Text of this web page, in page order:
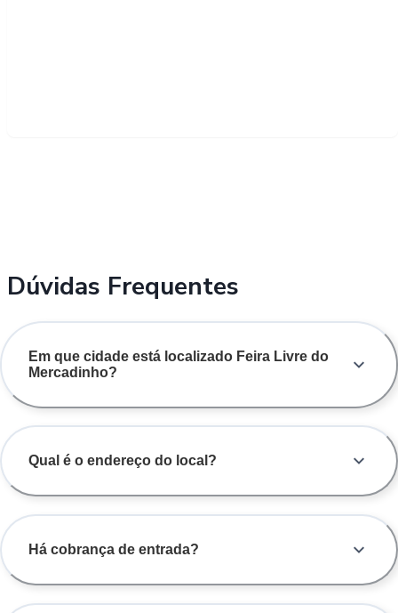
Dúvidas Frequentes
Em que cidade está localizado Feira Livre do
Mercadinho?
Qual é o endereço do local?
Há cobrança de entrada?